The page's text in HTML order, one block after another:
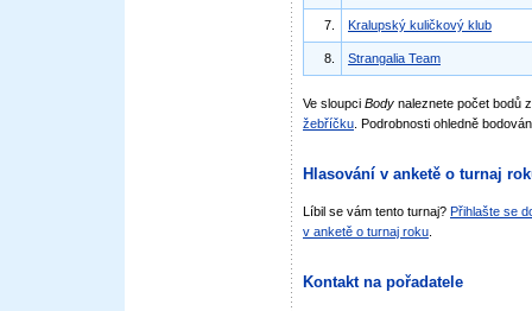
7. Kralupský kuličkový klub
8. Strangalia Team
Ve sloupci Body naleznete počet bodů
žebříčku . Podrobnosti ohledně
Hlasování v anketě o turnaj
Líbil se vám tento turnaj? Přihlašte se
v anketě o turnaj roku
Kontakt na pořadatele